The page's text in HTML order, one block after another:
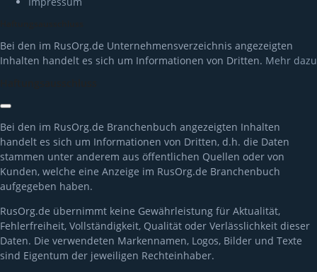
Bei den im RusOrg.de Unternehmensverzeichnis angezeigten
Inhalten handelt es sich um Informationen von Dritten. Mehr dazu
Bei den im RusOrg.de Branchenbuch angezeigten Inhalten
handelt es sich um Informationen von Dritten, d.h. die Daten
stammen unter anderem aus öffentlichen Quellen oder von
Kunden, welche eine Anzeige im RusOrg.de Branchenbuch
aufgegeben haben.
RusOrg.de übernimmt keine Gewährleistung für Aktualität,
Fehlerfreiheit, Vollständigkeit, Qualität oder Verlässlichkeit dieser
Daten. Die verwendeten Markennamen, Logos, Bilder und Texte
sind Eigentum der jeweiligen Rechteinhaber.